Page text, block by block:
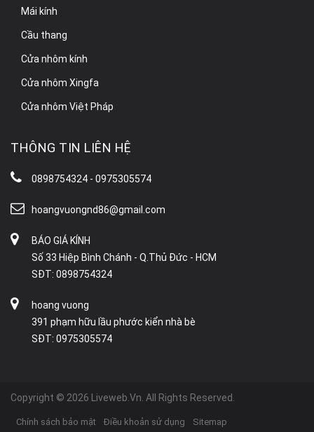
Mái kính
Cầu thang
Cửa nhôm kính
Cửa nhôm Xingfa
Cửa nhôm Việt Pháp
THÔNG TIN LIÊN HỆ
0898754324 - 0975305574
hoangvuongnd86@gmail.com
BÁO GIÁ KÍNH
Số 33 Hiệp Bình Chánh - Q.Thủ Đức - HCM
SĐT: 0898754324
hoang vuong
391 phạm hữu lầu phước kiển nhà bè
SĐT: 0975305574
Copyright © 2026 Liveweb.Vn. All Rights Reserved.
Chính sách bảo mật Điều khoản sử dụng Sitemap